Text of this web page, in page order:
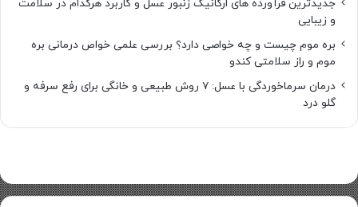
جدیدترین فرآورده های ارگانیک زنبور عسل و کاربرد هرکدام در سلامت
و زیبایی
بره موم چیست و چه خواصی دارد؟ بررسی علمی خواص درمانی بره
موم و راز سلامتی کندو
درمان سرماخوردگی با عسل: ۷ روش طبیعی و خانگی برای رفع سرفه و
گلو درد